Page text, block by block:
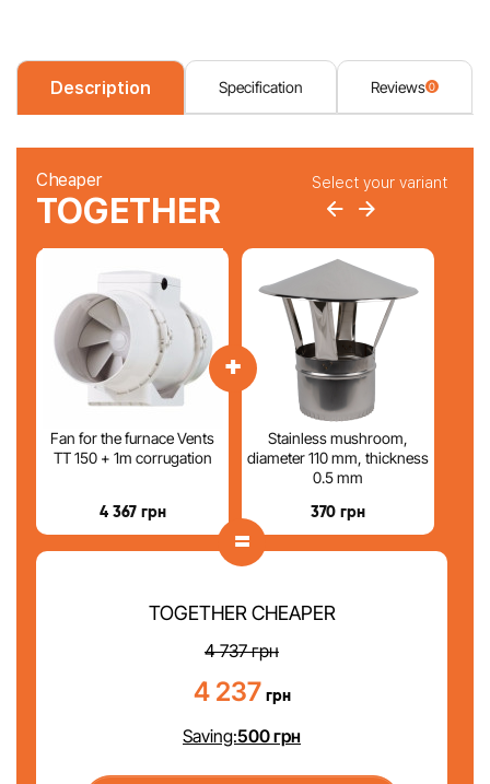
Description Specification Reviews 0
Cheaper
TOGETHER
Select your variant
Fan for the furnace Vents
TT 150 + 1m corrugation
4 367грн
Stainless mushroom,
diameter 110 mm, thickness
0.5 mm
370 грн
+
=
TOGETHER CHEAPER
4 737грн
4 237 грн
Saving:500грн